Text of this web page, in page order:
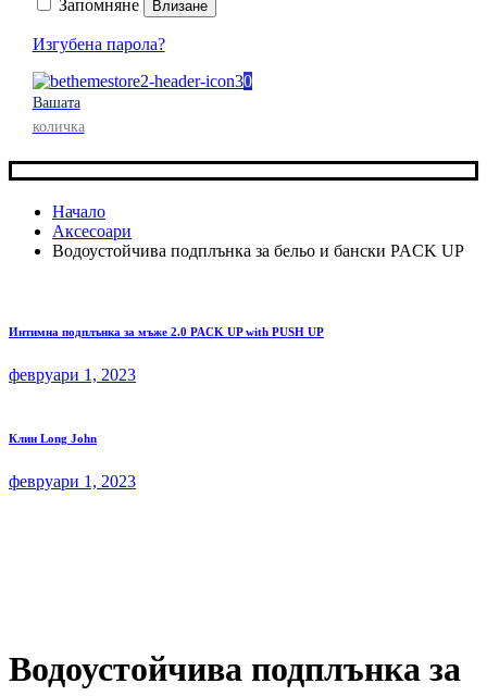
Запомняне Влизане
Изгубена парола?
0
Вашата
количка
Начало
Аксесоари
Водоустойчива подплънка за бельо и бански PACK UP
Интимна подплънка за мъже 2.0 PACK UP with PUSH UP
февруари 1, 2023
Клин Long John
февруари 1, 2023
Водоустойчива подплънка за